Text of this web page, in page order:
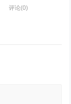
评论(0)